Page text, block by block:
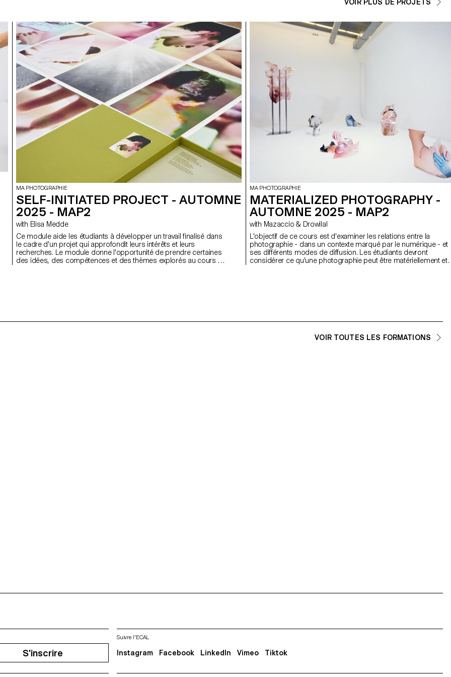
VOIR PLUS DE PROJETS
MA PHOTOGRAPHIE
SELF-INITIATED PROJECT - AUTOMNE
2025 - MAP2
with Elisa Medde
Ce module aide les étudiants à développer un travail finalisé dans
le cadre d'un projet qui approfondit leurs intérêts et leurs
recherches. Le module donne l'opportunité de prendre certaines
des idées, des compétences et des thèmes explorés au cours du
MA PHOTOGRAPHIE
MATERIALIZED PHOTOGRAPHY -
AUTOMNE 2025 - MAP2
with Mazaccio & Drowilal
L'objectif de ce cours est d'examiner les relations entre la
photographie - dans un contexte marqué par le numérique - et
ses différents modes de diffusion. Les étudiants devront
considérer ce qu'une photographie peut être matériellement et
photographique. L'idée est de remettre en question les
types d'engagement possibles avec les images aujourd'hui.
VOIR TOUTES LES FORMATIONS
S'inscrire
Suivre l'ECAL
Instagram Facebook LinkedIn Vimeo Tiktok